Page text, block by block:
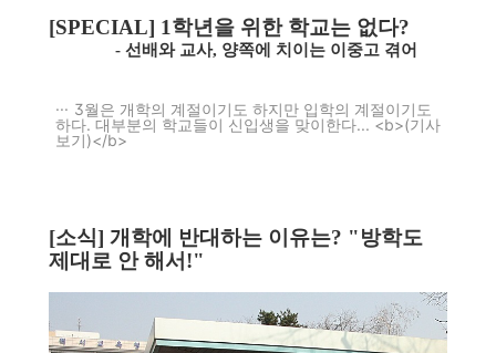
[SPECIAL] 1학년을 위한 학교는 없다?
- 선배와 교사, 양쪽에 치이는 이중고 겪어
3월은 개학의 계절이기도 하지만 입학의 계절이기도
하다. 대부분의 학교들이 신입생을 맞이한다... <b>(기사
보기)</b>
[소식] 개학에 반대하는 이유는? "방학도
제대로 안 해서!"